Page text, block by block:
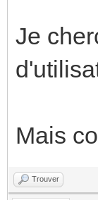
Je
Mais
Trouver